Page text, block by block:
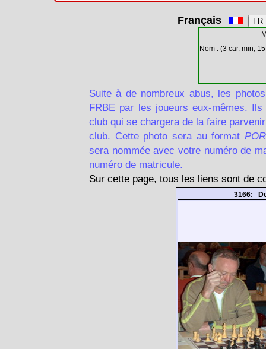
Français
Nom : (3 car. min,
Suite à de nombreux abus, les
FRBE par les joueurs eux-mêmes.
club qui se chargera de la faire
club. Cette photo sera au format
sera nommée avec votre numéro de
numéro de matricule.
Sur cette page, tous les liens sont de
3166: